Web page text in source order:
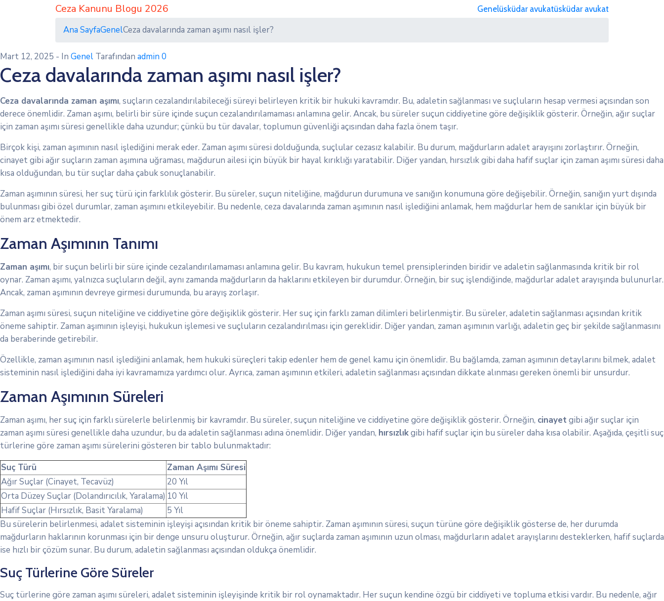
Ceza Kanunu Blogu 2026 Genelüsküdar avukatüsküdar avukat
Ana SayfaGenelCeza davalarında zaman aşımı nasıl işler?
Mart 12, 2025 - In Genel Tarafından admin0
Ceza davalarında zaman aşımı nasıl işler?
Ceza davalarında zaman aşımı, suçların cezalandırılabileceği süreyi belirleyen kritik bir hukuki kavramdır. Bu, adaletin sağlanması ve suçluların hesap vermesi açısından son
derece önemlidir. Zaman aşımı, belirli bir süre içinde suçun cezalandırılamaması anlamına gelir. Ancak, bu süreler suçun ciddiyetine göre değişiklik gösterir. Örneğin, ağır suçlar
için zaman aşımı süresi genellikle daha uzundur; çünkü bu tür davalar, toplumun güvenliği açısından daha fazla önem taşır.
Birçok kişi, zaman aşımının nasıl işlediğini merak eder. Zaman aşımı süresi dolduğunda, suçlular cezasız kalabilir. Bu durum, mağdurların adalet arayışını zorlaştırır. Örneğin,
cinayet gibi ağır suçların zaman aşımına uğraması, mağdurun ailesi için büyük bir hayal kırıklığı yaratabilir. Diğer yandan, hırsızlık gibi daha hafif suçlar için zaman aşımı süresi daha
kısa olduğundan, bu tür suçlar daha çabuk sonuçlanabilir.
Zaman aşımının süresi, her suç türü için farklılık gösterir. Bu süreler, suçun niteliğine, mağdurun durumuna ve sanığın konumuna göre değişebilir. Örneğin, sanığın yurt dışında
bulunması gibi özel durumlar, zaman aşımını etkileyebilir. Bu nedenle, ceza davalarında zaman aşımının nasıl işlediğini anlamak, hem mağdurlar hem de sanıklar için büyük bir
önem arz etmektedir.
Zaman Aşımının Tanımı
Zaman aşımı, bir suçun belirli bir süre içinde cezalandırılamaması anlamına gelir. Bu kavram, hukukun temel prensiplerinden biridir ve adaletin sağlanmasında kritik bir rol
oynar. Zaman aşımı, yalnızca suçluların değil, aynı zamanda mağdurların da haklarını etkileyen bir durumdur. Örneğin, bir suç işlendiğinde, mağdurlar adalet arayışında bulunurlar.
Ancak, zaman aşımının devreye girmesi durumunda, bu arayış zorlaşır.
Zaman aşımı süresi, suçun niteliğine ve ciddiyetine göre değişiklik gösterir. Her suç için farklı zaman dilimleri belirlenmiştir. Bu süreler, adaletin sağlanması açısından kritik
öneme sahiptir. Zaman aşımının işleyişi, hukukun işlemesi ve suçluların cezalandırılması için gereklidir. Diğer yandan, zaman aşımının varlığı, adaletin geç bir şekilde sağlanmasını
da beraberinde getirebilir.
Özellikle, zaman aşımının nasıl işlediğini anlamak, hem hukuki süreçleri takip edenler hem de genel kamu için önemlidir. Bu bağlamda, zaman aşımının detaylarını bilmek, adalet
sisteminin nasıl işlediğini daha iyi kavramamıza yardımcı olur. Ayrıca, zaman aşımının etkileri, adaletin sağlanması açısından dikkate alınması gereken önemli bir unsurdur.
Zaman Aşımının Süreleri
Zaman aşımı, her suç için farklı sürelerle belirlenmiş bir kavramdır. Bu süreler, suçun niteliğine ve ciddiyetine göre değişiklik gösterir. Örneğin, cinayetgibi ağır suçlar için
zaman aşımı süresi genellikle daha uzundur, bu da adaletin sağlanması adına önemlidir. Diğer yandan, hırsızlıkgibi hafif suçlar için bu süreler daha kısa olabilir. Aşağıda, çeşitli suç
türlerine göre zaman aşımı sürelerini gösteren bir tablo bulunmaktadır:
Suç Türü
Zaman Aşımı Süresi
Ağır Suçlar (Cinayet, Tecavüz)
20 Yıl
Orta Düzey Suçlar (Dolandırıcılık, Yaralama) 10 Yıl
Hafif Suçlar (Hırsızlık, Basit Yaralama)
5 Yıl
Bu sürelerin belirlenmesi, adalet sisteminin işleyişi açısından kritik bir öneme sahiptir. Zaman aşımının süresi, suçun türüne göre değişiklik gösterse de, her durumda
mağdurların haklarının korunması için bir denge unsuru oluşturur. Örneğin, ağır suçlarda zaman aşımının uzun olması, mağdurların adalet arayışlarını desteklerken, hafif suçlarda
ise hızlı bir çözüm sunar. Bu durum, adaletin sağlanması açısından oldukça önemlidir.
Suç Türlerine Göre Süreler
Suç türlerine göre zaman aşımı süreleri, adalet sisteminin işleyişinde kritik bir rol oynamaktadır. Her suçun kendine özgü bir ciddiyeti ve topluma etkisi vardır. Bu nedenle, ağır